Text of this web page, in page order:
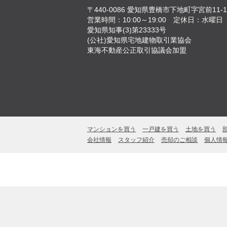
〒440-0086 愛知県豊橋市下地町字宮前11-1
営業時間：10:00～19:00 定休日：水曜日
愛知県知事(3)第23333号
(公社)愛知県宅地建物取引業協会
東海不動産公正取引協議会加盟
マンションを買う 一戸建を買う 土地を買う
会社情報
スタッフ紹介 売却のご相談 個人情